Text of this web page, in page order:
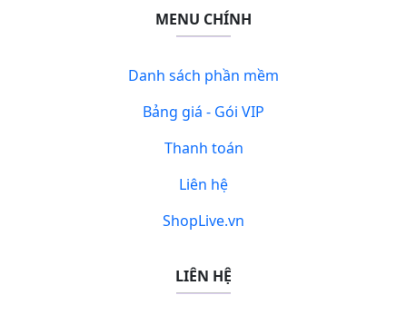
MENU CHÍNH
Danh sách phần mềm
Bảng giá - Gói VIP
Thanh toán
Liên hệ
ShopLive.vn
LIÊN HỆ